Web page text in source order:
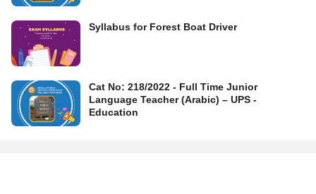
Syllabus for Forest Boat Driver
Cat No: 218/2022 - Full Time Junior
Language Teacher (Arabic) – UPS -
Education